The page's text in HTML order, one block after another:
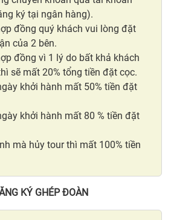
ký tại ngân hàng).
đồng quý khách vui lòng đặt
của 2 bên.
đồng vì 1 lý do bất khả khách
sẽ mất 20% tổng tiền đặt cọc.
khởi hành mất 50% tiền đặt
khởi hành mất 80 % tiền đặt
mà hủy tour thì mất 100% tiền
KÝ GHÉP ĐOÀN